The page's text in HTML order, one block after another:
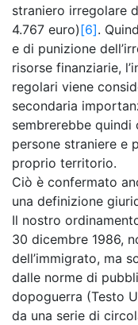
straniero irregolare
4.767 euro)[6].
e di punizione
risorse finanziarie,
regolari viene
secondaria
sembrerebbe
persone straniere e
proprio territorio.
Ciò è confermato
una definizione
Il nostro
30 dicembre 1986,
dell’immigrato, ma
dalle norme di
dopoguerra (Testo
da una serie di